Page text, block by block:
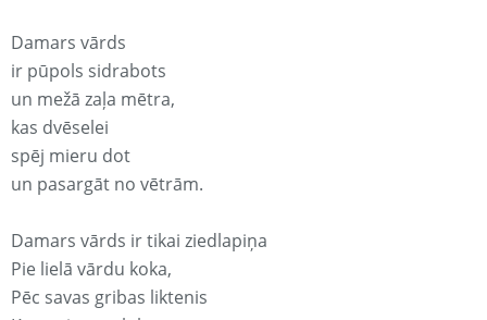
Damars vārds
ir pūpols sidrabots
un mežā zaļa mētra,
kas dvēselei
spēj mieru dot
un pasargāt no vētrām.
Damars vārds ir tikai ziedlapiņa
Pie lielā vārdu koka,
Pēc savas gribas liktenis